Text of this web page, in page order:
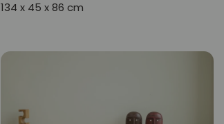
134 x 45 x 86 cm